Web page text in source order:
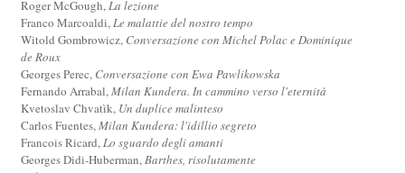
Roger McGough,La lezione
Franco Marcoaldi,Le malattie del nostro tempo
Witold Gombrowicz, Conversazione con Michel Polac e Dominique
de Roux
Georges Perec, Conversazione con Ewa Pawlikowska
Fernando Arrabal,Milan Kundera. In cammino verso l'eternità
Kvetoslav Chvatìk, Un duplice malinteso
Carlos Fuentes,Milan Kundera: l'idillio segreto
Francois Ricard,Lo sguardo degli amanti
Georges Didi-Huberman,Barthes, risolutamente